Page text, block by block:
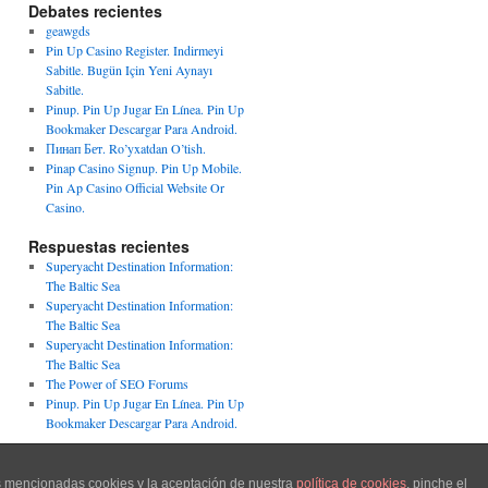
Debates recientes
geawgds
Pin Up Casino Register. Indirmeyi
Sabitle. Bugün Için Yeni Aynayı
Sabitle.
Pinup. Pin Up Jugar En Línea. Pin Up
Bookmaker Descargar Para Android.
Пинап Бет. Ro’yxatdan O’tish.
Pinap Casino Signup. Pin Up Mobile.
Pin Ap Casino Official Website Or
Casino.
Respuestas recientes
Superyacht Destination Information:
The Baltic Sea
Superyacht Destination Information:
The Baltic Sea
Superyacht Destination Information:
The Baltic Sea
The Power of SEO Forums
Pinup. Pin Up Jugar En Línea. Pin Up
Bookmaker Descargar Para Android.
Funciona gracias a WordPress.
cookies y la aceptación de nuestra política de cookies, pinche el